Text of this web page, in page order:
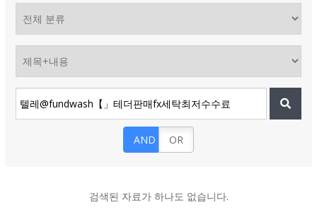
AND OR
검색된 자료가 하나도 없습니다.